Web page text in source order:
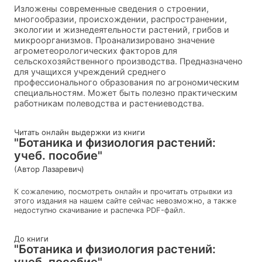
Изложены современные сведения о строении,
многообразии, происхождении, распространении,
экологии и жизнедеятельности растений, грибов и
микроорганизмов. Проанализировано значение
агрометеорологических факторов для
сельскохозяйственного производства. Предназначено
для учащихся учреждений среднего
профессионального образования по агрономическим
специальностям. Может быть полезно практическим
работникам полеводства и растениеводства.
Читать онлайн выдержки из книги
"Ботаника и физиология растений:
учеб. пособие"
(Автор Лазаревич)
К сожалению, посмотреть онлайн и прочитать отрывки из
этого издания на нашем сайте сейчас невозможно, а также
недоступно скачивание и распечка PDF-файл.
До книги
"Ботаника и физиология растений: